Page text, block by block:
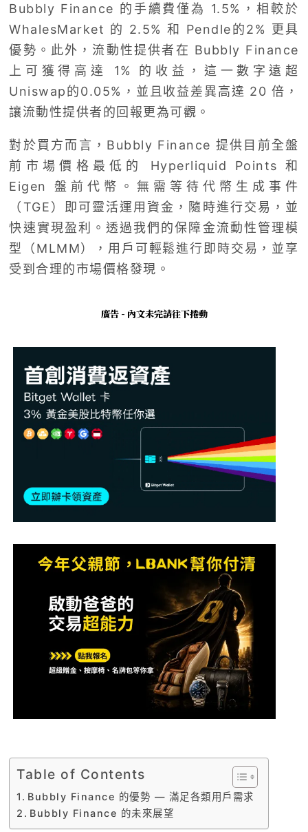
Bubbly Finance 的手續費僅為 1.5%，相較於
WhalesMarket 的 2.5% 和 Pendle的2% 更具
優勢。此外，流動性提供者在 Bubbly Finance
上可獲得高達 1% 的收益，這一數字遠超
Uniswap的0.05%，並且收益差異高達 20 倍，
讓流動性提供者的回報更為可觀。
對於買方而言，Bubbly Finance 提供目前全盤
前市場價格最低的 Hyperliquid Points 和
Eigen 盤前代幣。無需等待代幣生成事件
（TGE）即可靈活運用資金，隨時進行交易，並
快速實現盈利。透過我們的保障金流動性管理模
型（MLMM），用戶可輕鬆進行即時交易，並享
受到合理的市場價格發現。
廣告 - 內文未完請往下捲動
Table of Contents
Bubbly Finance 的優勢 — 滿足各類用戶需求
Bubbly Finance 的未來展望